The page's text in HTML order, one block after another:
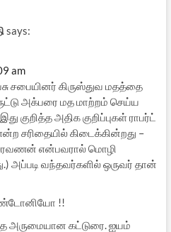
says:
am
சபையினர் கிருஸ்துவ மதத்தை
அக்பரை மத மாற்றம் செய்ய
குறித்த அதிக குறிப்புகள் ராபர்ட்
சரிதையில் கிடைக்கின்றது –
சரவணன் என்பவரால் மொழி
அப்படி வந்தவர்களில் ஒருவர் தான்
!!
அருமையான கட்டுரை. ஐயம்